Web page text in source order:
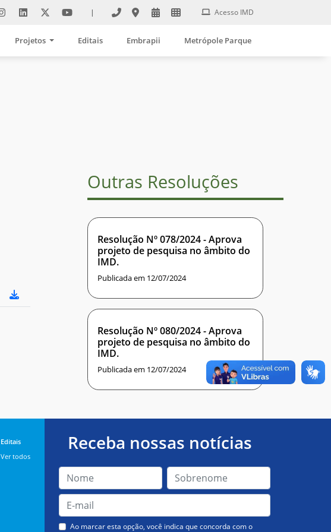
| Acesso IMD
Projetos Editais Embrapii Metrópole Parque
Outras Resoluções
Resolução Nº 078/2024 - Aprova
projeto de pesquisa no âmbito do
IMD.
Publicada em 12/07/2024
Resolução Nº 080/2024 - Aprova
projeto de pesquisa no âmbito do
IMD.
Publicada em 12/07/2024
Editais
Ver todos
Receba nossas notícias
Ao marcar esta opção, você indica que concorda com o